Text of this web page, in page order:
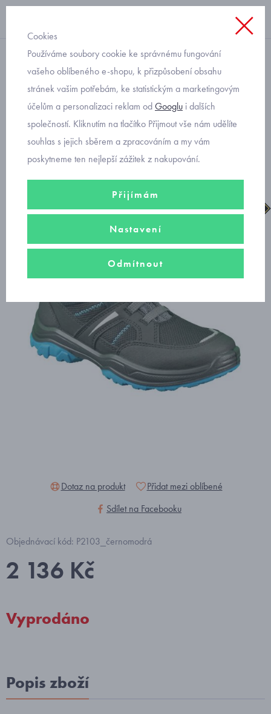
chlapecké
Superfit 1-000060-0000
Jupiter chlapecké kotníkové
gore-tex
Dotaz na produkt
Přidat mezi oblíbené
Sdílet na Facebooku
Objednávací kód: P2103_černomodrá
2 136 Kč
Vyprodáno
Popis zboží
Cookies
Používáme soubory cookie ke správnému fungování
vašeho oblíbeného e-shopu, k přizpůsobení obsahu
stránek vašim potřebám, ke statistickým a marketingovým
účelům a personalizaci reklam odGooglu i dalších
společností. Kliknutím na tlačítko Přijmout vše nám udělíte
souhlas s jejich sběrem a zpracováním a my vám
poskytneme ten nejlepší zážitek z nakupování.
Přijímám
Nastavení
Odmítnout